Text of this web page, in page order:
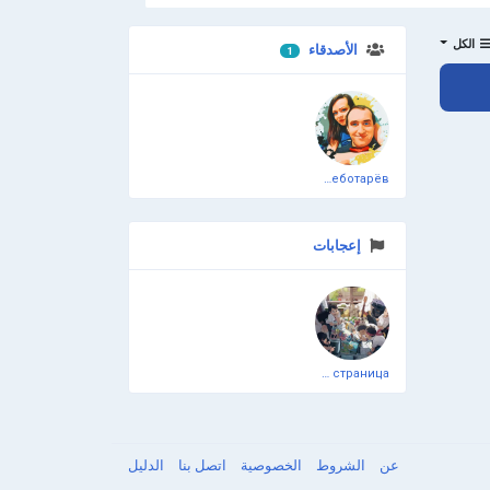
الأصدقاء 1
Дмитрий Чеботарёв
إعجابات
Официальная тестовая страница
الكل
عن الشروط الخصوصية اتصل بنا الدليل